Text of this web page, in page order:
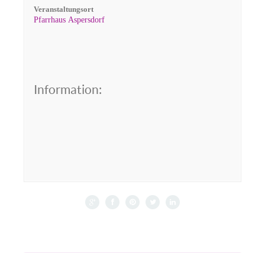
Veranstaltungsort
Pfarrhaus Aspersdorf
Information: